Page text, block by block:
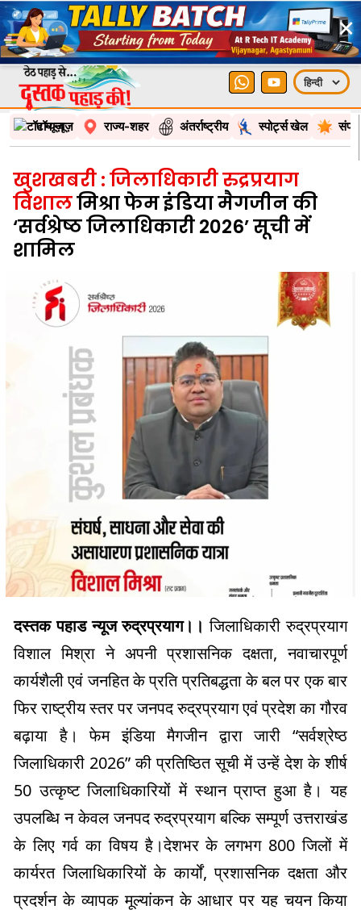
×
टॉप न्यूज़ राज्य-शहर अंतर्राष्ट्रीय स्पोर्ट्स खेल
खुशखबरी : जिलाधिकारी रुद्रप्रयाग
विशालमिश्रा फेम इंडिया मैगजीन की
‘सर्वश्रेष्ठ जिलाधिकारी 2026’ सूची में
शामिल
दस्तक पहाड न्यूज रुद्रप्रयाग।।जिलाधिकारी रुद्रप्रयाग
विशाल मिश्रा ने अपनी प्रशासनिक दक्षता, नवाचारपूर्ण
कार्यशैली एवं जनहित के प्रति प्रतिबद्धता के बल पर एक बार
फिर राष्ट्रीय स्तर पर जनपद रुद्रप्रयाग एवं प्रदेश का गौरव
बढ़ाया है। फेम इंडिया मैगजीन द्वारा जारी “सर्वश्रेष्ठ
जिलाधिकारी 2026” की प्रतिष्ठित सूची में उन्हें देश के शीर्ष
50 उत्कृष्ट जिलाधिकारियों में स्थान प्राप्त हुआ है। यह
उपलब्धि न केवल जनपद रुद्रप्रयाग बल्कि सम्पूर्ण उत्तराखंड
के लिए गर्व का विषय है।देशभर के लगभग 800 जिलों में
कार्यरत जिलाधिकारियों के कार्यों, प्रशासनिक दक्षता और
प्रदर्शन के व्यापक मूल्यांकन के आधार पर यह चयन किया